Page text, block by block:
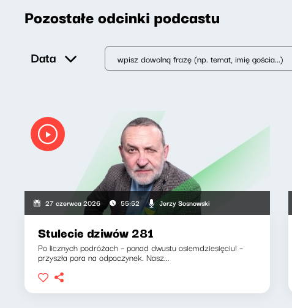
Pozostałe odcinki podcastu
Data
27 czerwca 2026 55:52 Jerzy Sosnowski
Stulecie dziwów 281
Po licznych podróżach – ponad dwustu osiemdziesięciu! –
przyszła pora na odpoczynek. Nasz...